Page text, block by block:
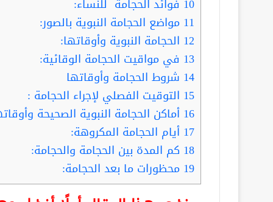
10 فوائد الحجامة للنساء:
11 مواضع الحجامة النبوية بالصور:
12 الحجامة النبوية وأوقاتها:
13 في مواقيت الحجامة الوقائية:
14 شروط الحجامة وأوقاتها
15 التوقيت الفصلي لإجراء الحجامة :
16 أماكن الحجامة النبوية الصحيحة
17 أيام الحجامة المكروهة:
18 كم المدة بين الحجامة والحجامة:
19 محظورات ما بعد الحجامة: